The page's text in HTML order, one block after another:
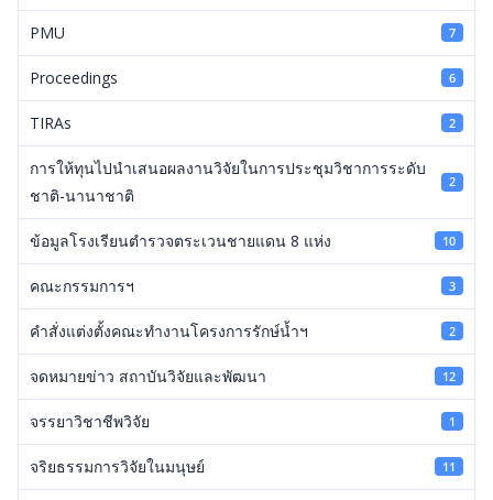
PMU 7
Proceedings 6
TIRAs 2
การให้ทุนไปนำเสนอผลงานวิจัยในการประชุมวิชาการระดับ
ชาติ-นานาชาติ
2
ข้อมูลโรงเรียนตำรวจตระเวนชายแดน 8 แห่ง 10
คณะกรรมการฯ 3
คำสั่งแต่งตั้งคณะทำงานโครงการรักษ์น้ำฯ 2
จดหมายข่าว สถาบันวิจัยและพัฒนา 12
จรรยาวิชาชีพวิจัย 1
จริยธรรมการวิจัยในมนุษย์ 11